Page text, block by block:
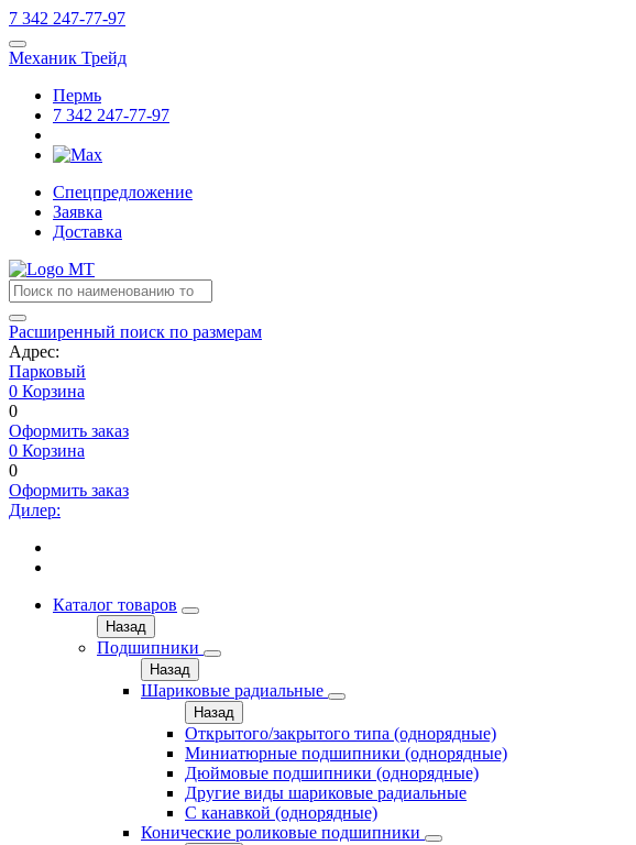
7 342 247-77-97
Механик Трейд
Пермь
7 342 247-77-97
Спецпредложение
Заявка
Доставка
Расширенный поиск по размерам
Адрес:
Парковый
0 Корзина
0
Оформить заказ
0 Корзина
0
Оформить заказ
Дилер:
Каталог товаров
Назад
Подшипники
Назад
Шариковые радиальные
Назад
Открытого/закрытого типа (однорядные)
Миниатюрные подшипники (однорядные)
Дюймовые подшипники (однорядные)
Другие виды шариковые радиальные
С канавкой (однорядные)
Конические роликовые подшипники